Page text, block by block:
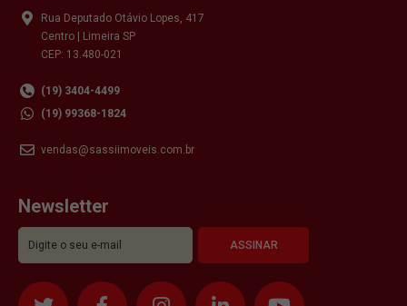
Rua Deputado Otávio Lopes, 417
Centro | Limeira SP
CEP: 13.480-021
(19) 3404-4499
(19) 99368-1824
vendas@sassiimoveis.com.br
Newsletter